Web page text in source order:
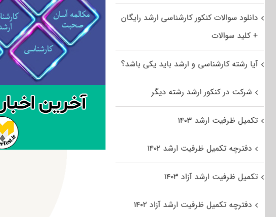
دانلود سوالات کنکور کارشناسی ارشد رایگان
+ کلید سوالات
آیا رشته کارشناسی و ارشد باید یکی باشد؟
شرکت در کنکور ارشد رشته دیگر
تکمیل ظرفیت ارشد ۱۴۰۳
دفترچه تکمیل ظرفیت ارشد ۱۴۰۲
تکمیل ظرفیت ارشد آزاد ۱۴۰۳
دفترچه تکمیل ظرفیت ارشد آزاد ۱۴۰۲